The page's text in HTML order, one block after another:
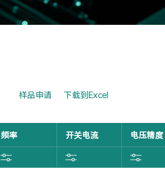
样品申请 下载到Excel
频率 开关电流 电压精度